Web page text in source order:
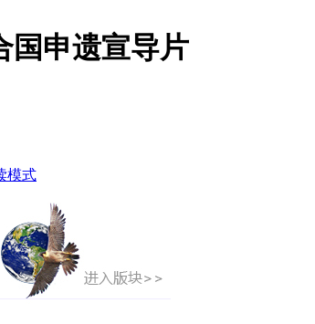
国申遗宣导片
模式